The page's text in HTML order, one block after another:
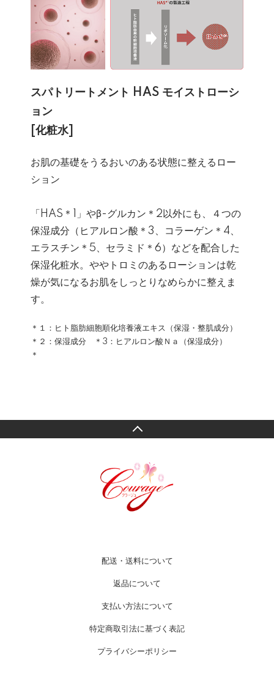
スパトリートメント HAS モイストローシ
ョン
[化粧水]
お肌の基礎をうるおいのある状態に整えるロー
ション
「HAS＊1」やβ-グルカン＊2以外にも、４つの
保湿成分（ヒアルロン酸＊3、コラーゲン＊4、
エラスチン＊5、セラミド＊6）などを配合した
保湿化粧水。ややトロミのあるローションは乾
燥が気になるお肌をしっとりなめらかに整えま
す。
＊１：ヒト脂肪細胞順化培養液エキス（保湿・整肌成分）
＊２：保湿成分 ＊3：ヒアルロン酸Ｎａ（保湿成分）
＊
配送・送料について
返品について
支払い方法について
特定商取引法に基づく表記
プライバシーポリシー